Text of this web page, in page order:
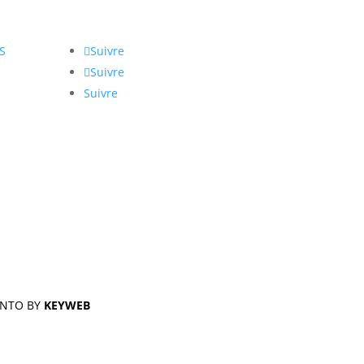
Suivre
Suivre
Suivre
BY KEYWEB